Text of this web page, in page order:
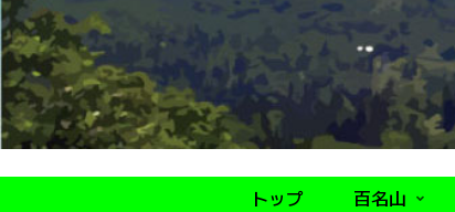
トップ 百名山